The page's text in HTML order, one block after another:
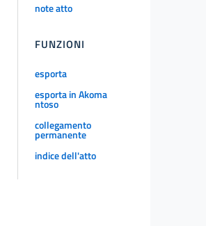
note atto
FUNZIONI
esporta
esporta in Akoma
ntoso
collegamento
permanente
indice dell'atto